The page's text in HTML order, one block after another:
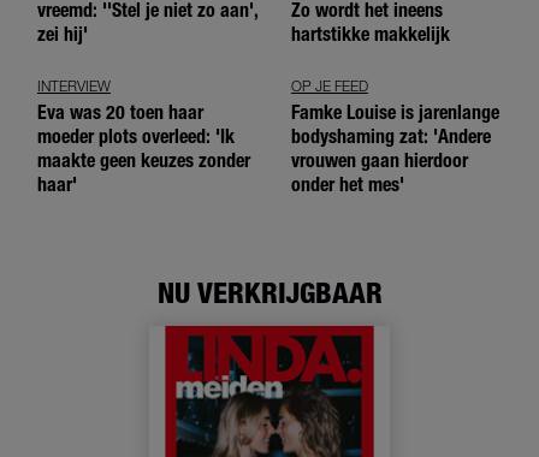
vreemd: ''Stel je niet zo aan',
zei hij'
Zo wordt het ineens
hartstikke makkelijk
INTERVIEW
Eva was 20 toen haar
moeder plots overleed: 'Ik
maakte geen keuzes zonder
haar'
OP JE FEED
Famke Louise is jarenlange
bodyshaming zat: 'Andere
vrouwen gaan hierdoor
onder het mes'
NU VERKRIJGBAAR